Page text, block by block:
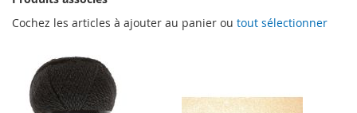
Cochez les articles à ajouter au panier ou tout sélectionner